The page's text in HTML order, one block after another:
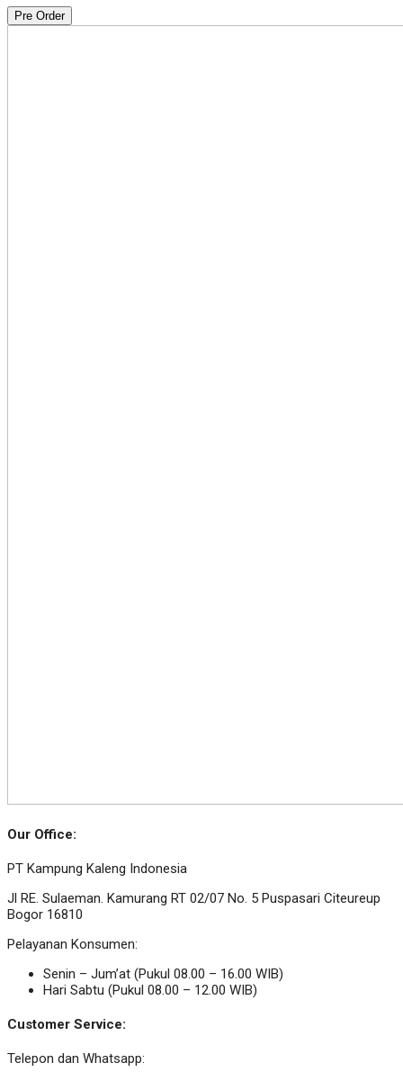
Pre Order
Our Office:
PT Kampung Kaleng Indonesia
Jl RE. Sulaeman. Kamurang RT 02/07 No. 5 Puspasari Citeureup
Bogor 16810
Pelayanan Konsumen:
Senin – Jum’at (Pukul 08.00 – 16.00 WIB)
Hari Sabtu (Pukul 08.00 – 12.00 WIB)
Customer Service:
Telepon dan Whatsapp: